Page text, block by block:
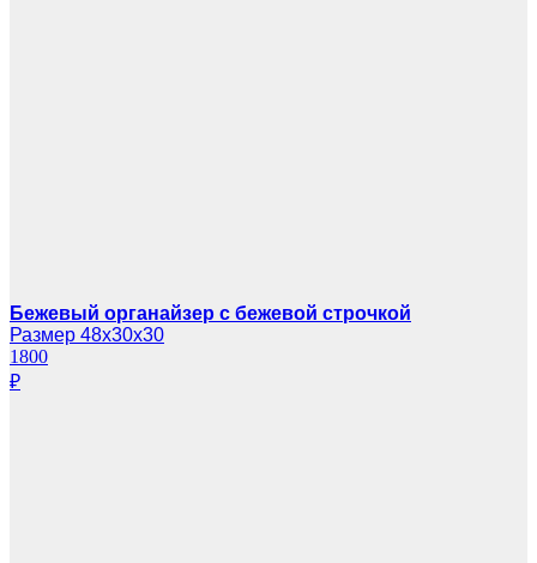
Бежевый органайзер с бежевой строчкой
Размер 48х30х30
1800
₽